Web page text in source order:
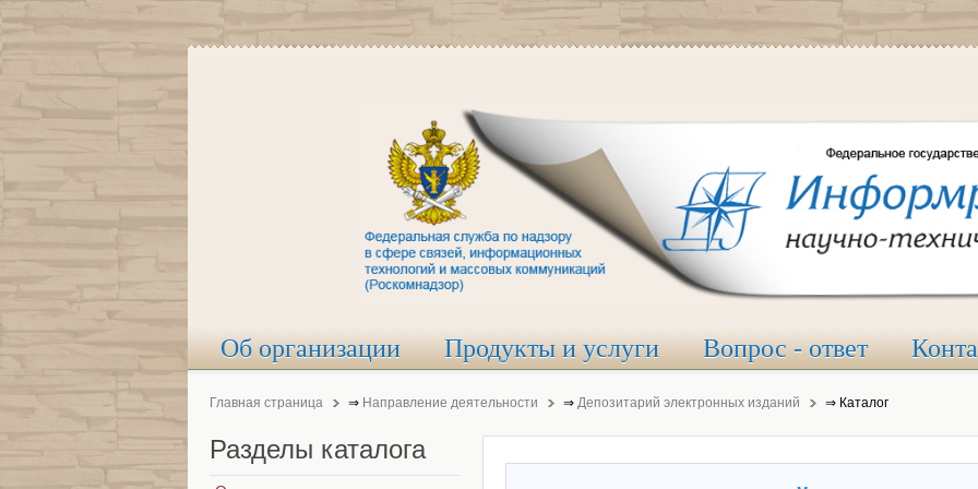
Об организации Продукты и услуги Вопрос - ответ
Главная страница ⇒ Направление деятельности ⇒ Депозитарий электронных изданий ⇒ Каталог
Разделы каталога